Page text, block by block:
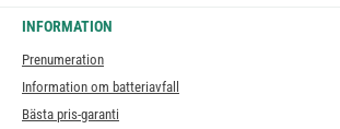
INFORMATION
Prenumeration
Information om batteriavfall
Bästa pris-garanti